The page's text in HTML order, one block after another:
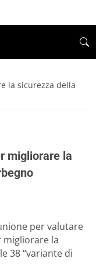
la sicurezza della
migliorare la
per valutare
migliorare la
38 “variante di